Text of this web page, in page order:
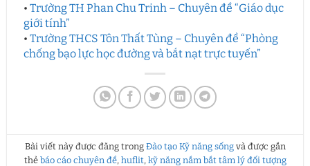
• Trường TH Phan Chu Trinh – Chuyên đề “Giáo dục
giới tính”
• Trường THCS Tôn Thất Tùng – Chuyên đề “Phòng
chống bạo lực học đường và bắt nạt trực tuyến”
Bài viết này được đăng trong Đào tạo Kỹ năng sốngvà được gắn
thẻ báo cáo chuyên đề, huflit, kỹ năng nắm bắt tâm lý đối tượng